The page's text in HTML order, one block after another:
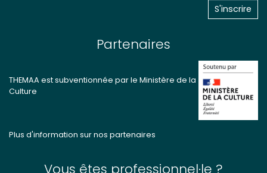
Partenaires
THEMAA est subventionnée par le Ministère de la
Culture
Plus d'information sur nos partenaires
Vous êtes professionnel·le ?